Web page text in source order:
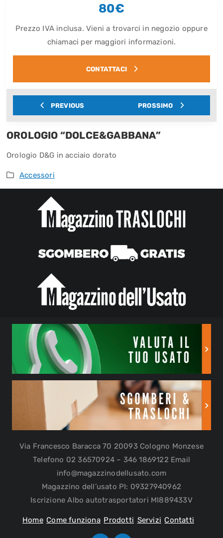
80€
Prezzo IVA inclusa. Vieni a trovarci in negozio oppure
chiamaci per maggiori informazioni.
CONTATTACI
PREVIOUS PROSSIMO
OROLOGIO “DOLCE&GABBANA”
Orologio D&G in acciaio dorato
Accessori
Via Francesco Baracca 70 20093 Cologno Monzese
Telefono 02 36570924 – 346 1869122 Email
info@magazzinodellusato.com
Magazzino dell’usato PI: 09327940962
Iscrizione Albo autotrasportatori MI889433V
Home Come funziona Prodotti Servizi Contatti